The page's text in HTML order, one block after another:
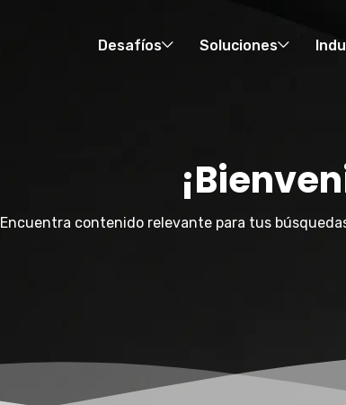
Desafíos Soluciones
Encuentra contenido relevante para tus